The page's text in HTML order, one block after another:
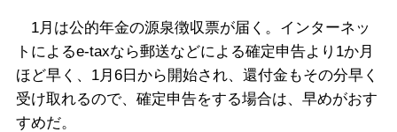
1月は公的年金の源泉徴収票が届く。インターネッ
トによるe-taxなら郵送などによる確定申告より1か月
ほど早く、1月6日から開始され、還付金もその分早く
受け取れるので、確定申告をする場合は、早めがおす
すめだ。